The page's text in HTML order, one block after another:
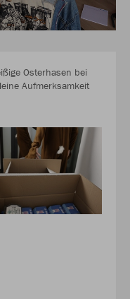
Osterhasen bei
Aufmerksamkeit